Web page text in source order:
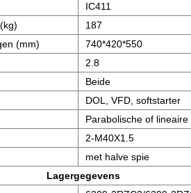
IC411
187
(mm)
740*420*550
2.8
Beide
DOL, VFD, softstarter
Parabolische of
2-M40X1.5
met halve spie
Lagergegevens